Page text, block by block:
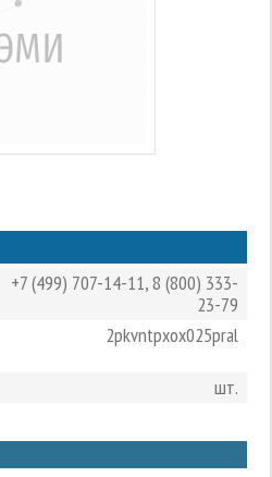
+7 (499) 707-14-11,8 (800) 333-
23-79
2pkvntpxox025pral
шт.